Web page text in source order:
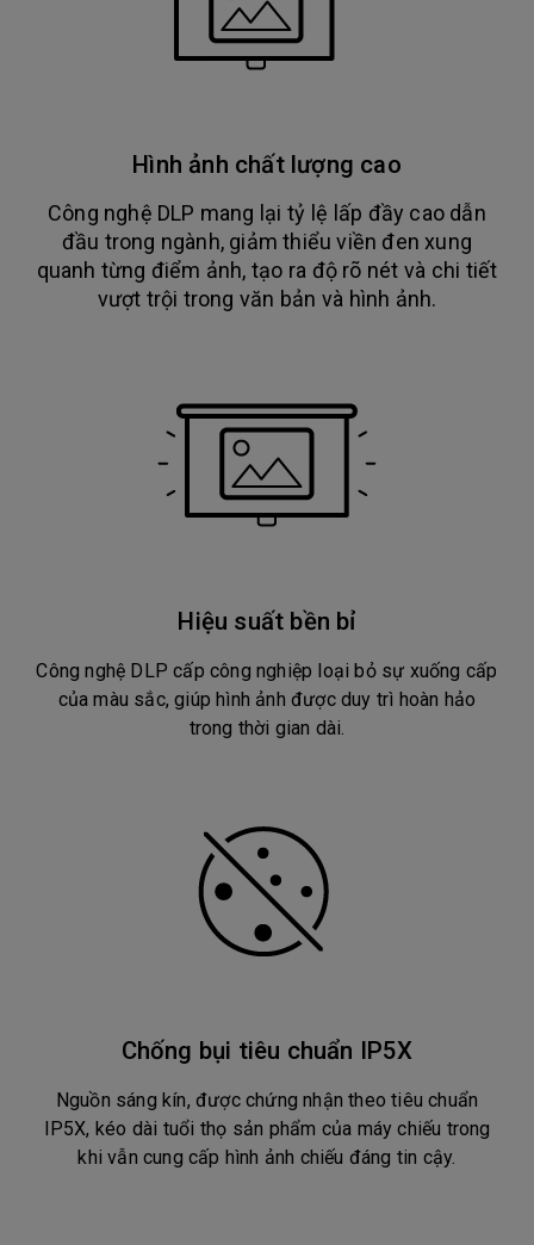
Hình ảnh chất lượng cao
Công nghệ DLP mang lại tỷ lệ lấp đầy cao dẫn
đầu trong ngành, giảm thiểu viền đen xung
quanh từng điểm ảnh, tạo ra độ rõ nét và chi tiết
vượt trội trong văn bản và hình ảnh.
Hiệu suất bền bỉ
Công nghệ DLP cấp công nghiệp loại bỏ sự xuống cấp
của màu sắc, giúp hình ảnh được duy trì hoàn hảo
trong thời gian dài.
Chống bụi tiêu chuẩn IP5X
Nguồn sáng kín, được chứng nhận theo tiêu chuẩn
IP5X, kéo dài tuổi thọ sản phẩm của máy chiếu trong
khi vẫn cung cấp hình ảnh chiếu đáng tin cậy.